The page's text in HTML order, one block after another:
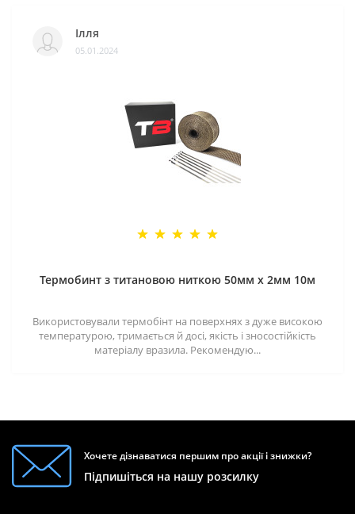
Ілля
05.01.2024
Термобинт з титановою ниткою 50мм х 2мм 10м
Використовували термобінт на поверхнях з дуже високою
температурою, тримається й досі, якість і зносостійкість
матеріалу вразила. Рекомендую...
Хочете дізнаватися першим про акції і знижки?
Підпишіться на нашу розсилку